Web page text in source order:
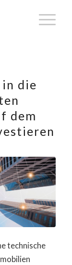
die
dem
technische